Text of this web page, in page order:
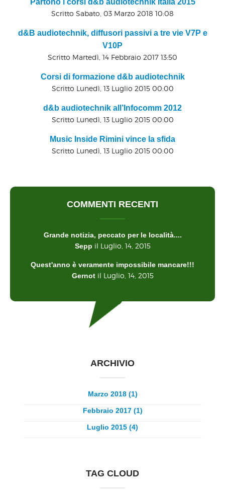
Partono i corsi d&b audiotechnik Italia 2015
Scritto Sabato, 03 Marzo 2018 10:08
d&B audiotechnik, diffusori passivi a tre vie V7P e
V10P
Scritto Martedì, 14 Febbraio 2017 13:50
Corsi di formazione d&b audiotechnik
Scritto Lunedì, 13 Luglio 2015 00:00
d&b audiotechnik all’Infocomm 2012
Scritto Lunedì, 13 Luglio 2015 00:00
Music Inside Rimini vince la sfida
Scritto Lunedì, 13 Luglio 2015 00:00
COMMENTI RECENTI
Grande notizia, peccato per le località....
Sepp il Luglio, 14, 2015
Quest'anno è veramente impossibile mancare!!!
Gernot il Luglio, 14, 2015
ARCHIVIO
Marzo 2018 (1)
Febbraio 2017 (1)
Luglio 2015 (4)
TAG CLOUD